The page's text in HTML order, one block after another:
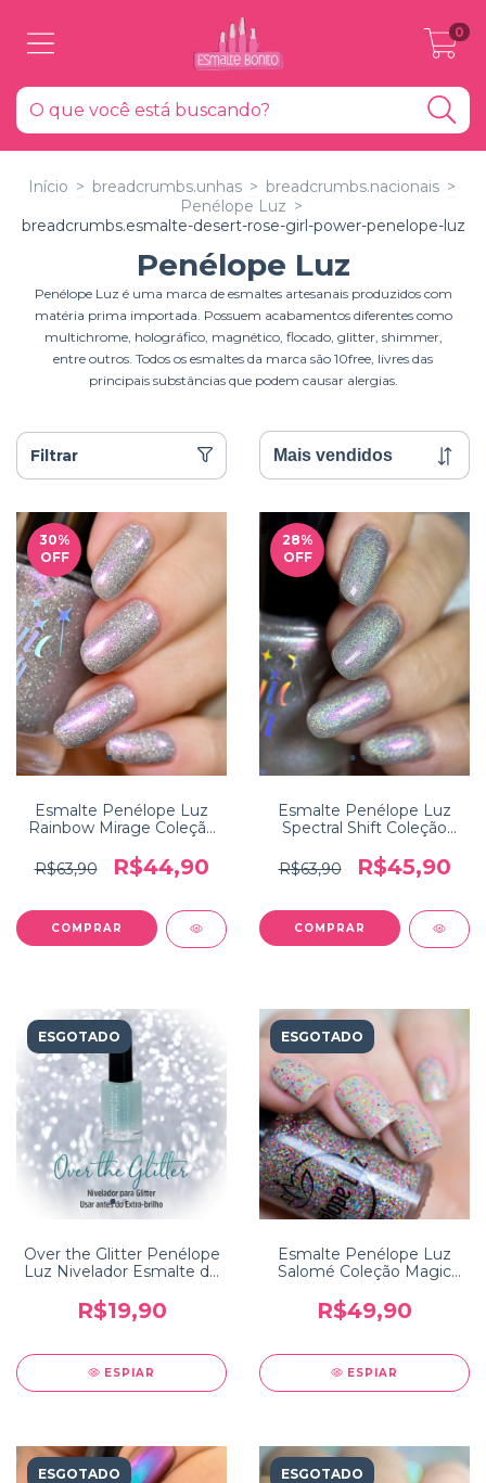
0
Início > breadcrumbs.unhas > breadcrumbs.nacionais >
Penélope Luz >
breadcrumbs.esmalte-desert-rose-girl-power-penelope-luz
Penélope Luz
Penélope Luz é uma marca de esmaltes artesanais produzidos com
matéria prima importada. Possuem acabamentos diferentes como
multichrome, holográfico, magnético, flocado, glitter, shimmer,
entre outros. Todos os esmaltes da marca são 10free, livres das
principais substâncias que podem causar alergias.
Filtrar
30%
OFF
Esmalte Penélope Luz
Rainbow Mirage Coleção
R$63,90
R$44,90
28%
OFF
Esmalte Penélope Luz
Spectral Shift Coleção
R$63,90
R$45,90
ESGOTADO
Over the Glitter Penélope
Luz Nivelador Esmalte de
R$19,90
ESPIAR
ESGOTADO
Esmalte Penélope Luz
Salomé Coleção Magic
R$49,90
ESPIAR
ESGOTADO ESGOTADO